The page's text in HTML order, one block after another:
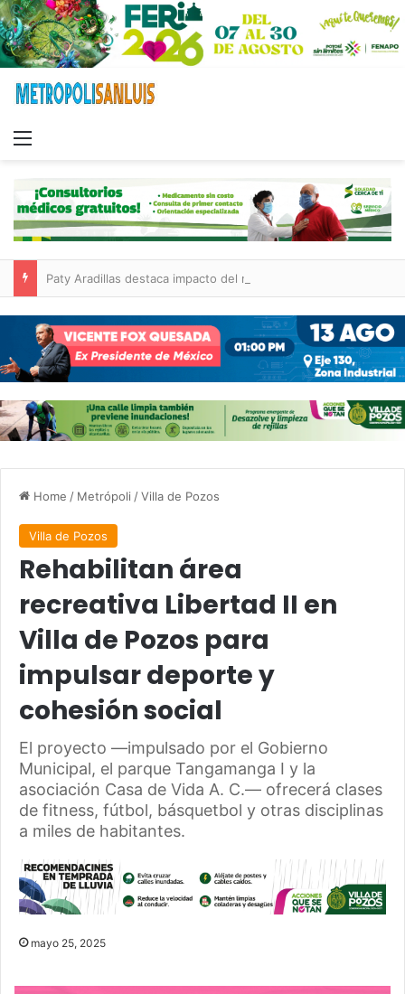
Home / Metrópoli /Villa de Pozos
Villa de Pozos
Rehabilitan área
recreativa Libertad II en
Villa de Pozos para
impulsar deporte y
cohesión social
El proyecto —impulsado por el Gobierno
Municipal, el parque Tangamanga I y la
asociación Casa de Vida A. C.— ofrecerá clases
de fitness, fútbol, básquetbol y otras disciplinas
a miles de habitantes.
mayo 25, 2025